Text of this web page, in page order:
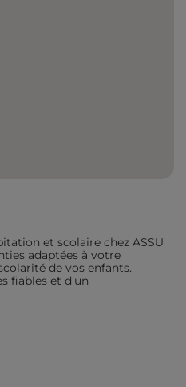
et scolaire chez ASSU
adaptées à votre
de vos enfants.
fiables et d'un